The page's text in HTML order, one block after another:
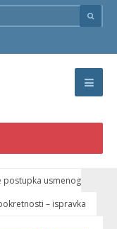
postupka usmenog
– ispravka